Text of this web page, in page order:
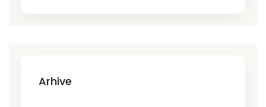
Arhive